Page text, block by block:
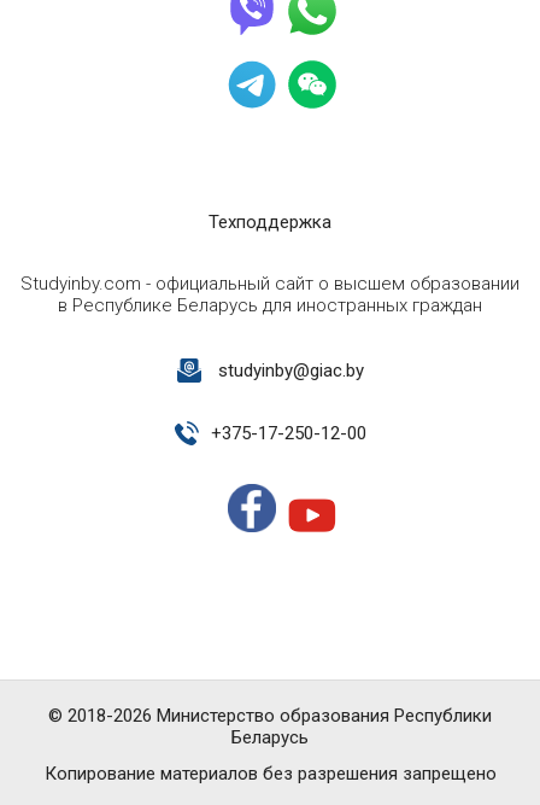
Техподдержка
Studyinby.com - официальный сайт о высшем образовании
в Республике Беларусь для иностранных граждан
studyinby@giac.by
+375-17-250-12-00
Копирование материалов без разрешения запрещено
© 2018-2026 Министерство образования Республики
Беларусь